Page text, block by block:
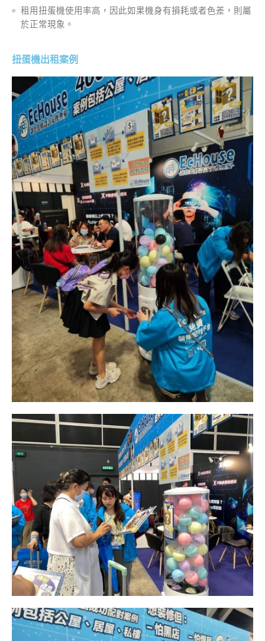
租用扭蛋機使用率高，因此如果機身有損耗或者色差，則屬
於正常現象。
扭蛋機出租案例